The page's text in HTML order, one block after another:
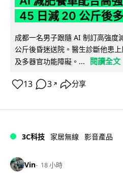
45 日減 20 公斤後
成都一名男子跟隨 AI 制訂高強度
公斤後昏迷送院。醫生診斷他患
及多器官功能障礙。...
閱讀全文
13 3 ↗ 分享
3C科技 家居無線 影音產品
Vin 18 小時